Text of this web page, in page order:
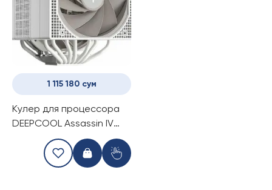
1 115 180 сум
Кулер для процессора
DEEPCOOL Assassin IV